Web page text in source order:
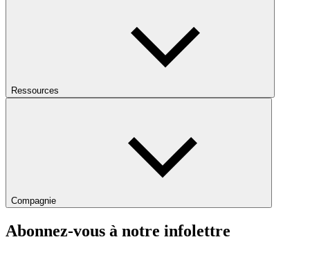
Ressources
Compagnie
Abonnez-vous à notre infolettre